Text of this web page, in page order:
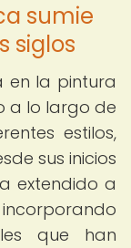
sumie
siglos
en la pintura
a lo largo de
estilos,
sus inicios
extendido a
que han